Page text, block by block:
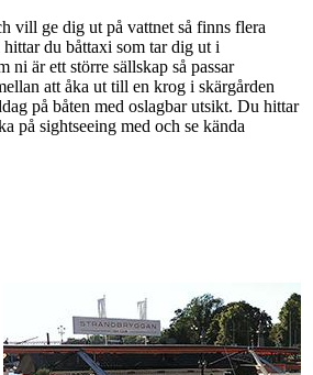
vill ge dig ut på vattnet så finns flera
du båttaxi som tar dig ut i
ni är ett större sällskap så passar
att åka ut till en krog i skärgården
på båten med oslagbar utsikt. Du hittar
på sightseeing med och se kända